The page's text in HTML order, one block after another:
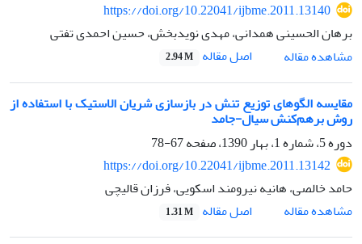
https://doi.org/10.22041/ijbme.2011.13140
برهان الحسینی همدانی، مهدی نویدبخش، حسین احمدی تفتی
مشاهده مقاله
اصل مقاله 2.94 M
مقایسه الگوهای توزیع تنش در بازسازی شریان الاستیک با استفاده از
روش برهم‌کنش سیال-جامد
دوره 5، شماره 1، بهار 1390، صفحه
67-78
https://doi.org/10.22041/ijbme.2011.13142
حامد خالصی، هانیه نیرومند اسکویی، فرزان قالیچی
مشاهده مقاله
اصل مقاله 1.31 M